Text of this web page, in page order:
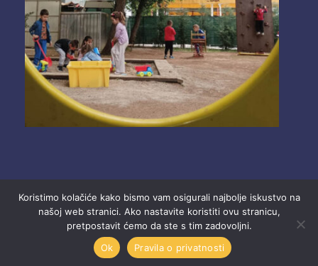
2025 Ustanova “Dječji vrtići” Mostar.
Koristimo kolačiće kako bismo vam osigurali najbolje iskustvo na
našoj web stranici. Ako nastavite koristiti ovu stranicu,
pretpostavit ćemo da ste s tim zadovoljni.
Ok
Pravila o privatnosti